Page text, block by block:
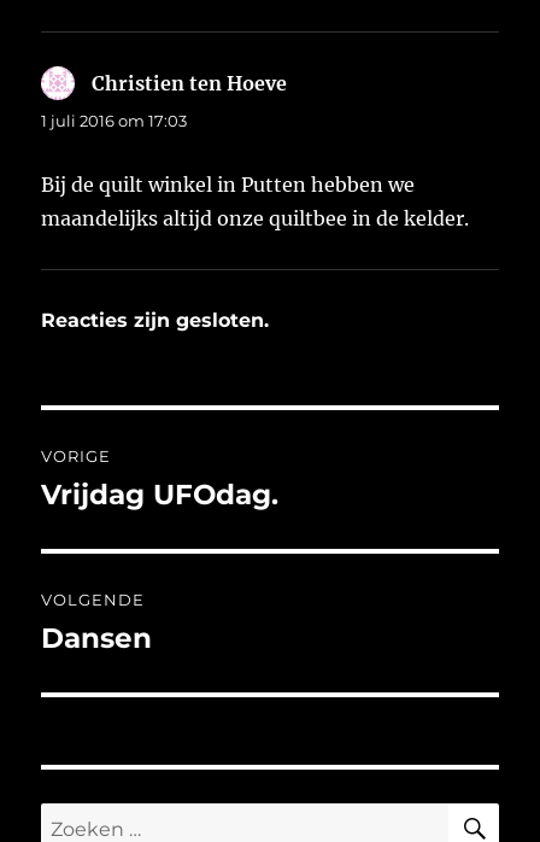
Christien ten Hoeve
1 juli 2016 om 17:03
Bij de quilt winkel in Putten hebben we
maandelijks altijd onze quiltbee in de kelder.
Reacties zijn gesloten.
navigatie
VORIGE
Vorig
Vrijdag UFOdag.
VOLGENDE
Volgend
Dansen
Zoeken